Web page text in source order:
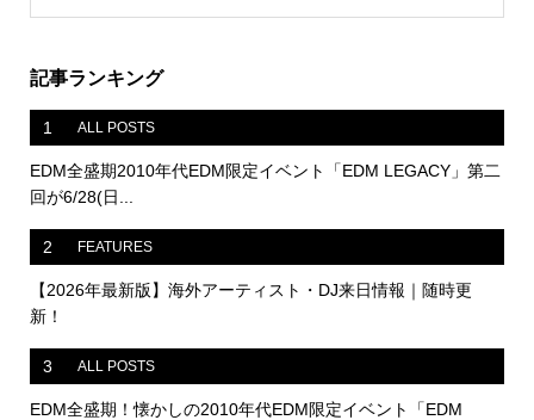
記事ランキング
1 ALL POSTS
EDM全盛期2010年代EDM限定イベント「EDM LEGACY」第二
回が6/28(日...
2 FEATURES
【2026年最新版】海外アーティスト・DJ来日情報｜随時更
新！
3 ALL POSTS
EDM全盛期！懐かしの2010年代EDM限定イベント「EDM